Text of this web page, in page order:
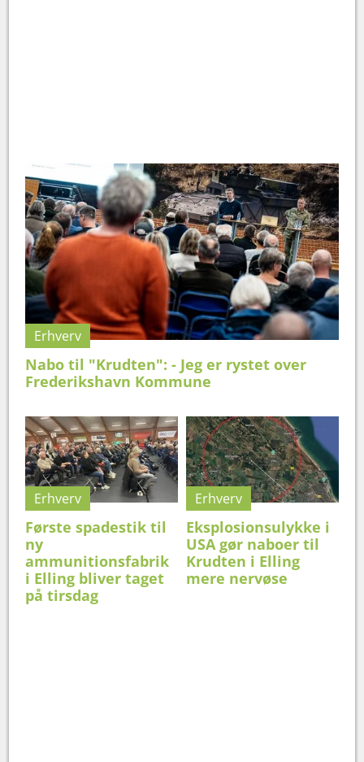
Erhverv
Nabo til "Krudten": - Jeg er rystet over
Frederikshavn Kommune
Erhverv
Første spadestik til
ny
ammunitionsfabrik
i Elling bliver taget
på tirsdag
Erhverv
Eksplosionsulykke i
USA gør naboer til
Krudten i Elling
mere nervøse